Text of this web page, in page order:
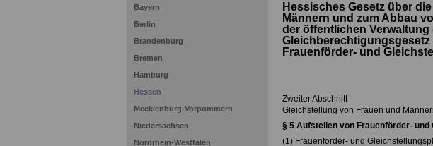
Bayern
Berlin
Brandenburg
Bremen
Hamburg
Hessen
Mecklenburg-Vorpommern
Niedersachsen
Nordrhein-Westfalen
Hessisches Gesetz über
Männern und zum Abbau
der öffentlichen Verwaltung
Gleichberechtigungsgesetz
Frauenförder- und
Zweiter Abschnitt
Gleichstellung von Frauen und
§ 5 Aufstellen von Frauenförder- und
(1) Frauenförder- und